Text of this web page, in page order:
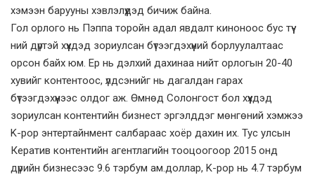
хэмээн барууны хэвлэлүүдэд бичиж байна.
Гол орлого нь Пэппа торойн адал явдалт киноноос бус түү­
ний дүртэй хүүхдэд зориулсан бүтээгдэхүүний борлуулалтаас
орсон байх юм. Ер нь дэлхий дахинаа нийт орлогын 20-40
хувийг контентоос, үлдсэнийг нь дагалдан гарах
бүтээгдэхүүнээс олдог аж. Өмнөд Солонгост бол хүүхдэд
зориулсан контентийн бизнест эргэлддэг мөнгөний хэмжээ
K-pop энтертайнмент салбараас хоёр дахин их. Тус улсын
Кератив контентийн агентлагийн тооцоогоор 2015 онд
дүрийн бизнесээс 9.6 тэрбум ам.доллар, K-pop нь 4.7 тэрбум